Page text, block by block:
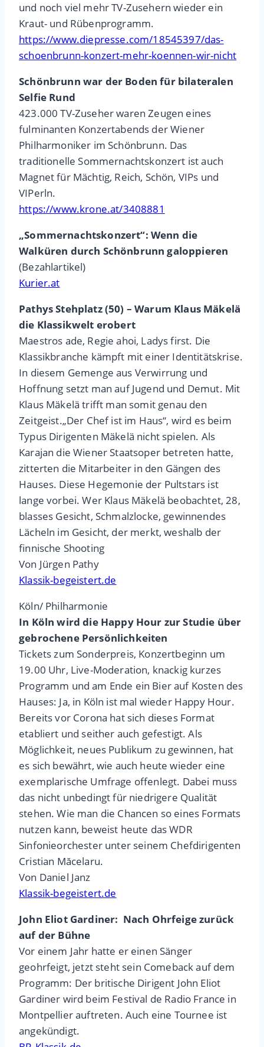
und noch viel mehr TV-Zusehern wieder ein
Kraut- und Rübenprogramm.
https://www.diepresse.com/18545397/das-
schoenbrunn-konzert-mehr-koennen-wir-nicht
Schönbrunn war der Boden für bilateralen
Selfie Rund
423.000 TV-Zuseher waren Zeugen eines
fulminanten Konzertabends der Wiener
Philharmoniker im Schönbrunn. Das
traditionelle Sommernachtskonzert ist auch
Magnet für Mächtig, Reich, Schön, VIPs und
VIPerln.
https://www.krone.at/3408881
„Sommernachtskonzert“: Wenn die
Walküren durch Schönbrunn galoppieren
(Bezahlartikel)
Kurier.at
Pathys Stehplatz (50) – Warum Klaus Mäkelä
die Klassikwelt erobert
Maestros ade, Regie ahoi, Ladys first. Die
Klassikbranche kämpft mit einer Identitätskrise.
In diesem Gemenge aus Verwirrung und
Hoffnung setzt man auf Jugend und Demut. Mit
Klaus Mäkelä trifft man somit genau den
Zeitgeist.„Der Chef ist im Haus“, wird es beim
Typus Dirigenten Mäkelä nicht spielen. Als
Karajan die Wiener Staatsoper betreten hatte,
zitterten die Mitarbeiter in den Gängen des
Hauses. Diese Hegemonie der Pultstars ist
lange vorbei. Wer Klaus Mäkelä beobachtet, 28,
blasses Gesicht, Schmalzlocke, gewinnendes
Lächeln im Gesicht, der merkt, weshalb der
finnische Shooting
Von Jürgen Pathy
Klassik-begeistert.de
Köln/ Philharmonie
In Köln wird die Happy Hour zur Studie über
gebrochene Persönlichkeiten
Tickets zum Sonderpreis, Konzertbeginn um
19.00 Uhr, Live-Moderation, knackig kurzes
Programm und am Ende ein Bier auf Kosten des
Hauses: Ja, in Köln ist mal wieder Happy Hour.
Bereits vor Corona hat sich dieses Format
etabliert und seither auch gefestigt. Als
Möglichkeit, neues Publikum zu gewinnen, hat
es sich bewährt, wie auch heute wieder eine
exemplarische Umfrage offenlegt. Dabei muss
das nicht unbedingt für niedrigere Qualität
stehen. Wie man die Chancen so eines Formats
nutzen kann, beweist heute das WDR
Sinfonieorchester unter seinem Chefdirigenten
Cristian Măcelaru.
Von Daniel Janz
Klassik-begeistert.de
John Eliot Gardiner: Nach Ohrfeige zurück
auf der Bühne
Vor einem Jahr hatte er einen Sänger
geohrfeigt, jetzt steht sein Comeback auf dem
Programm: Der britische Dirigent John Eliot
Gardiner wird beim Festival de Radio France in
Montpellier auftreten. Auch eine Tournee ist
angekündigt.